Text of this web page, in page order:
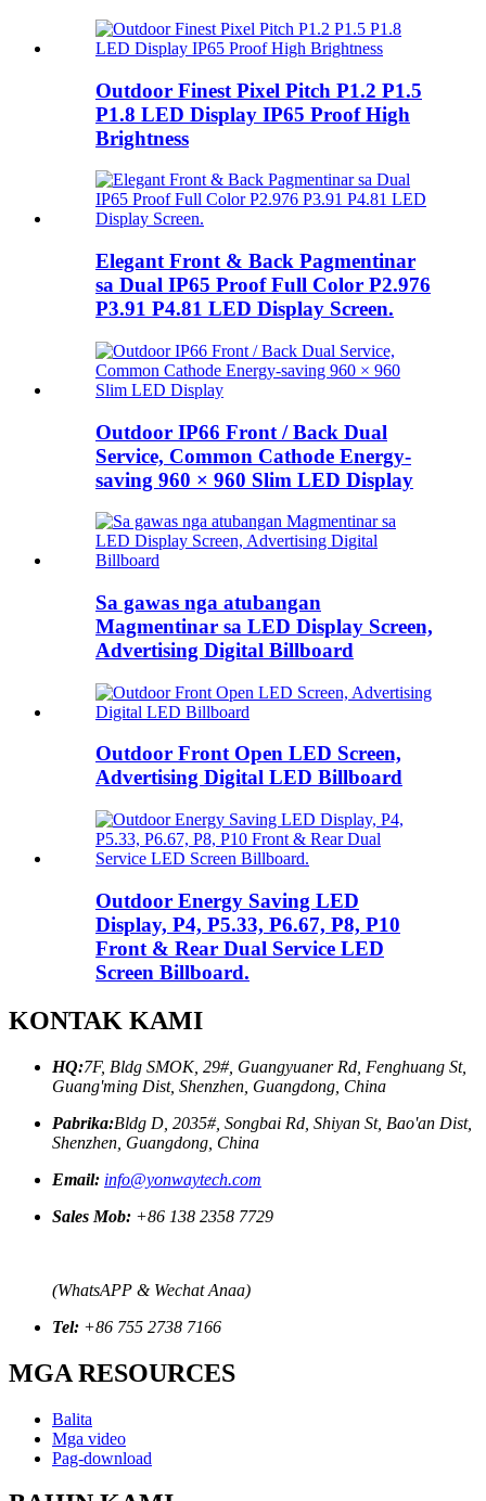
Outdoor Finest Pixel Pitch P1.2 P1.5
P1.8 LED Display IP65 Proof High
Brightness
Elegant Front & Back Pagmentinar
sa Dual IP65 Proof Full Color P2.976
P3.91 P4.81 LED Display Screen.
Outdoor IP66 Front / Back Dual
Service, Common Cathode Energy-
saving 960 × 960 Slim LED Display
Sa gawas nga atubangan
Magmentinar sa LED Display Screen,
Advertising Digital Billboard
Outdoor Front Open LED Screen,
Advertising Digital LED Billboard
Outdoor Energy Saving LED
Display, P4, P5.33, P6.67, P8, P10
Front & Rear Dual Service LED
Screen Billboard.
KONTAK KAMI
HQ:7F, Bldg SMOK, 29#, Guangyuaner Rd, Fenghuang St,
Guang'ming Dist, Shenzhen, Guangdong, China
Pabrika:Bldg D, 2035#, Songbai Rd, Shiyan St, Bao'an Dist,
Shenzhen, Guangdong, China
Email: info@yonwaytech.com
Sales Mob: +86 138 2358 7729
(WhatsAPP & Wechat Anaa)
Tel: +86 755 2738 7166
MGA RESOURCES
Balita
Mga video
Pag-download